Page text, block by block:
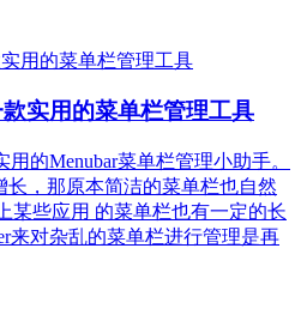
实用的菜单栏管理工具
用的Menubar菜单栏管理小助手。
长，那原本简洁的菜单栏也自然
某些应用 的菜单栏也有一定的长
来对杂乱的菜单栏进行管理是再